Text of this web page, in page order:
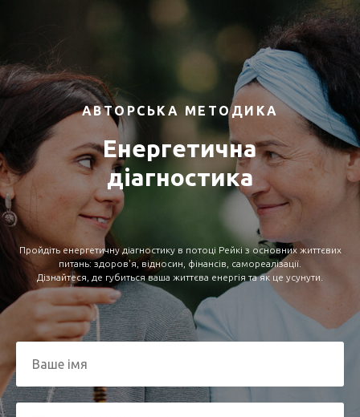
АВТОРСЬКА МЕТОДИКА
Енергетична
діагностика
Пройдіть енергетичну діагностику в потоці Рейкі з основних життєвих
питань: здоров'я, відносин, фінансів, самореалізації.
Дізнайтеся, де губиться ваша життєва енергія та як це усунути.